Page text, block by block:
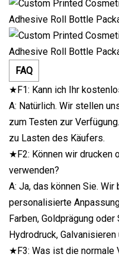
FAQ
★F1: Kann ich Ihr
A: Natürlich. Wir stellen
zum Testen zur
zu Lasten des Käufers.
★F2: Können wir drucken
verwenden?
A: Ja, das können Sie.
personalisierte
Farben, Goldprägung
Hydrodruck, Galvanisieren
★F3: Was ist die normale